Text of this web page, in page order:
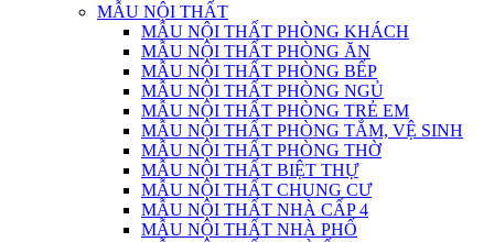
MẪU NỘI THẤT
MẪU NỘI THẤT PHÒNG KHÁCH
MẪU NỘI THẤT PHÒNG ĂN
MẪU NỘI THẤT PHÒNG BẾP
MẪU NỘI THẤT PHÒNG NGỦ
MẪU NỘI THẤT PHÒNG TRẺ EM
MẪU NỘI THẤT PHÒNG TẮM, VỆ SINH
MẪU NỘI THẤT PHÒNG THỜ
MẪU NỘI THẤT BIỆT THỰ
MẪU NỘI THẤT CHUNG CƯ
MẪU NỘI THẤT NHÀ CẤP 4
MẪU NỘI THẤT NHÀ PHỐ